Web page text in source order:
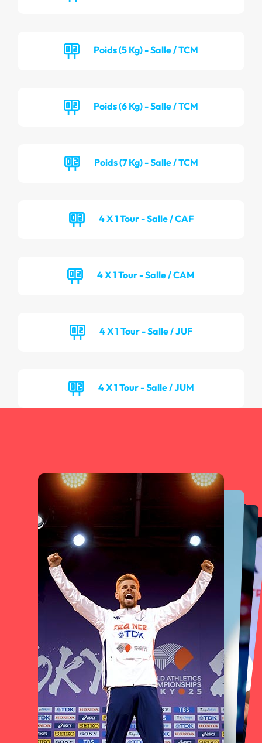
Poids (5 Kg) - Salle / TCM
Poids (6 Kg) - Salle / TCM
Poids (7 Kg) - Salle / TCM
4 X 1 Tour - Salle / CAF
4 X 1 Tour - Salle / CAM
4 X 1 Tour - Salle / JUF
4 X 1 Tour - Salle / JUM